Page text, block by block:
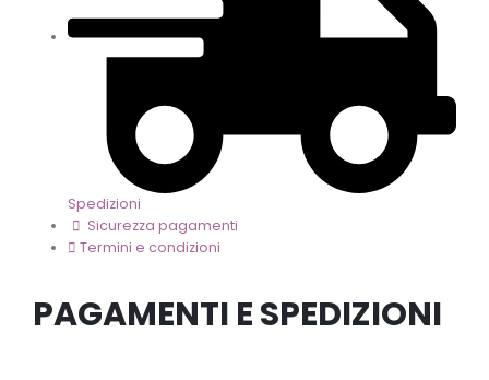
Spedizioni
Sicurezza pagamenti
Termini e condizioni
PAGAMENTI E SPEDIZIONI